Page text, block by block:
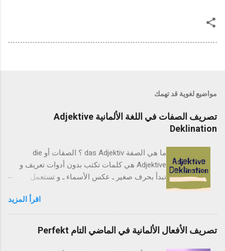
مواضيع لغوية قد تهمك
تصريف الصفات في اللغة الألمانية Adjektive
Deklination
ما هي الصفة das Adjektiv ؟ الصفات أو die
Adjektive هي كلمات تكتب بدون أدوات تعريف و
تبدأ بحرف صغير ـ عكس الأسماء ـ و تستعمل
شقة بأنها صغيرة فنكتب die Wohnung ist klein ،
فالصفة klein هنا تعتي صغير . تصرف الصفات
Adjektive Deklination المقصود بتصريف الصفات
Deklination هو تغيير نهايته ا بإضافة حرف أو حرفين
مثل e أو en أو er او غيرها حسب جنس الإسم
اقرأ المزيد
تصريف الأفعال الألمانية في الماضي التام Perfekt